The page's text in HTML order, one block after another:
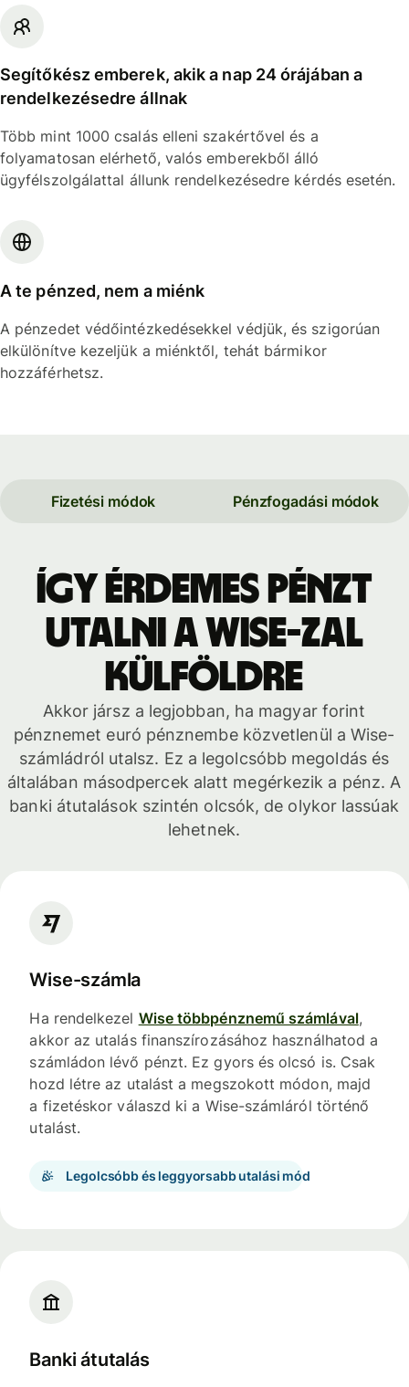
Segítőkész emberek, akik a nap 24 órájában a
rendelkezésedre állnak
Több mint 1000 csalás elleni szakértővel és a
folyamatosan elérhető, valós emberekből álló
ügyfélszolgálattal állunk rendelkezésedre kérdés esetén.
A te pénzed, nem a miénk
A pénzedet védőintézkedésekkel védjük, és szigorúan
elkülönítve kezeljük a miénktől, tehát bármikor
hozzáférhetsz.
Fizetési módok Pénzfogadási módok
Így érdemes pénzt
utalni a Wise-zal
külföldre
Akkor jársz a legjobban, ha magyar forint
pénznemet euró pénznembe közvetlenül a Wise-
számládról utalsz. Ez a legolcsóbb megoldás és
általában másodpercek alatt megérkezik a pénz. A
banki átutalások szintén olcsók, de olykor lassúak
lehetnek.
Wise-számla
Ha rendelkezel Wise többpénznemű számlával,
akkor az utalás finanszírozásához használhatod a
számládon lévő pénzt. Ez gyors és olcsó is. Csak
hozd létre az utalást a megszokott módon, majd
a fizetéskor válaszd ki a Wise-számláról történő
utalást.
Legolcsóbb és leggyorsabb utalási mód
Banki átutalás